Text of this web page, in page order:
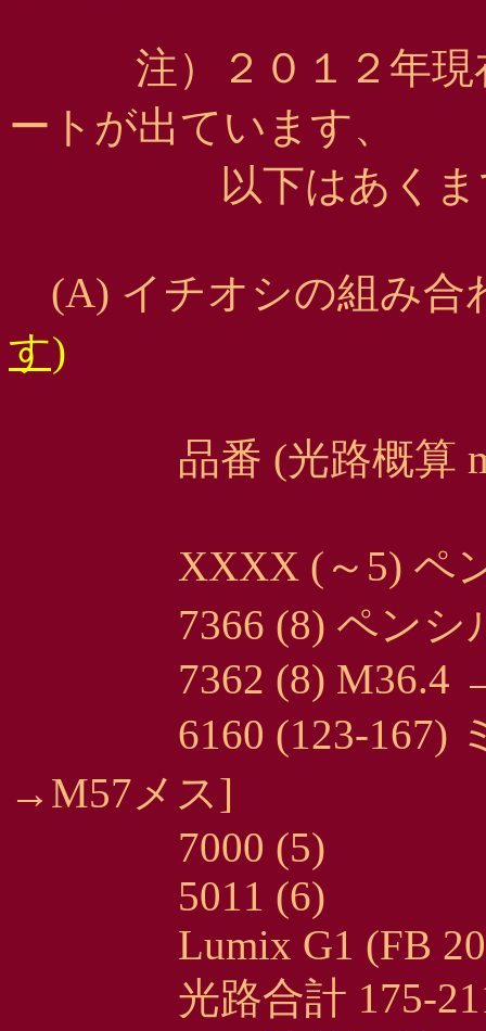
注）２０１２年現在
ートが出ています、
以下はあくまで「
(A) イチオシの組み合
す)
品番 (光路概算
XXXX (～5) ペンシ
7366 (8) ペンシル
7362 (8) M36.4 →
6160 (123-167) ミ
→M57メス]
7000 (5)
5011 (6)
Lumix G1 (FB
光路合計 175-